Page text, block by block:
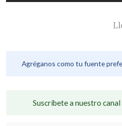
Agréganos como tu fuente
Suscríbete a nuestro canal